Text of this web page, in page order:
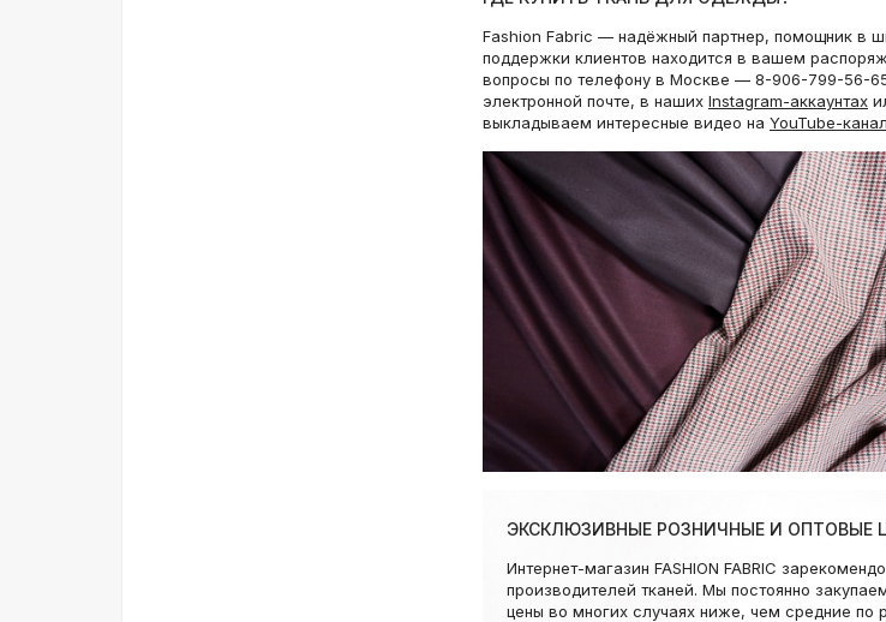
Fashion Fabric — надёжный партнер, помощник в
поддержки клиентов находится в вашем
вопросы по телефону в Москве — 8-906-799-56-
электронной почте, в наших Instagram-аккаунтах
выкладываем интересные видео на YouTube-
ЭКСКЛЮЗИВНЫЕ РОЗНИЧНЫЕ И
Интернет-магазин FASHION FABRIC
производителей тканей. Мы постоянно
цены во многих случаях ниже, чем средние по